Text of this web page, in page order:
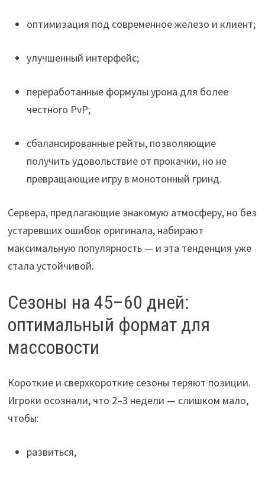
оптимизация под современное железо и клиент;
улучшенный интерфейс;
переработанные формулы урона для более
честного PvP;
сбалансированные рейты, позволяющие
получить удовольствие от прокачки, но не
превращающие игру в монотонный гринд.
Сервера, предлагающие знакомую атмосферу, но без
устаревших ошибок оригинала, набирают
максимальную популярность — и эта тенденция уже
стала устойчивой.
Сезоны на 45–60 дней:
оптимальный формат для
массовости
Короткие и сверхкороткие сезоны теряют позиции.
Игроки осознали, что 2–3 недели — слишком мало,
чтобы:
развиться,